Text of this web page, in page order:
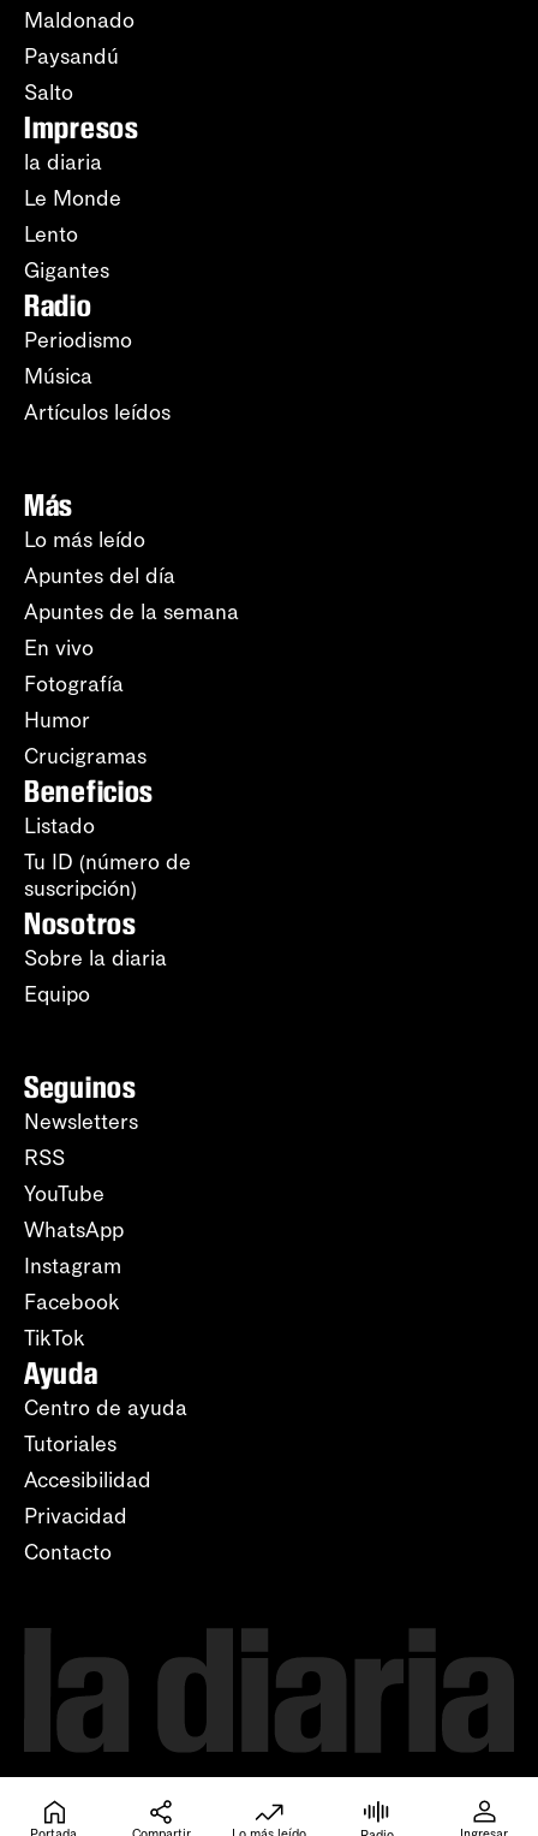
Maldonado
Paysandú
Salto
Impresos
la diaria
Le Monde
Lento
Gigantes
Radio
Periodismo
Música
Artículos leídos
Más
Lo más leído
Apuntes del día
Apuntes de la semana
En vivo
Fotografía
Humor
Crucigramas
Beneficios
Listado
Tu ID (número de
suscripción)
Nosotros
Sobre la diaria
Equipo
Seguinos
Newsletters
RSS
YouTube
WhatsApp
Instagram
Facebook
TikTok
Ayuda
Centro de ayuda
Tutoriales
Accesibilidad
Privacidad
Contacto